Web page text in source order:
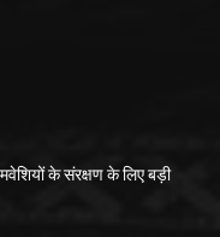
मवेशियों के संरक्षण के लिए बड़ी